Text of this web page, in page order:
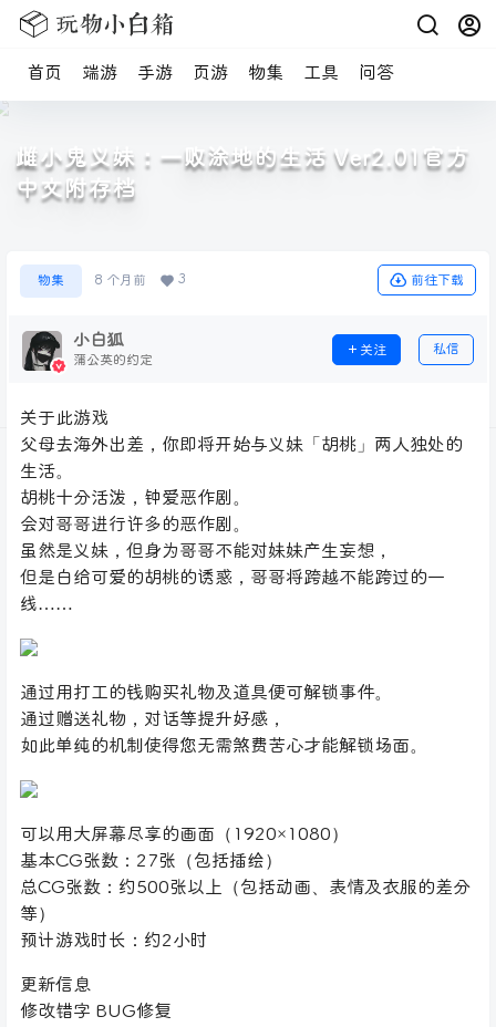
首页 端游 手游 页游 物集 工具 问答
雌小鬼义妹：一败涂地的生活 Ver2.01官方
中文附存档
物集 8 个月前 3 前往下载
小白狐
蒲公英的约定
关注 私信
关于此游戏
父母去海外出差，你即将开始与义妹「胡桃」两人独处的
生活。
胡桃十分活泼，钟爱恶作剧。
会对哥哥进行许多的恶作剧。
虽然是义妹，但身为哥哥不能对妹妹产生妄想，
但是白给可爱的胡桃的诱惑，哥哥将跨越不能跨过的一
线……
通过用打工的钱购买礼物及道具便可解锁事件。
通过赠送礼物，对话等提升好感，
如此单纯的机制使得您无需煞费苦心才能解锁场面。
可以用大屏幕尽享的画面（1920×1080）
基本CG张数：27张（包括插绘）
总CG张数：约500张以上（包括动画、表情及衣服的差分
等）
预计游戏时长：约2小时
更新信息
修改错字 BUG修复